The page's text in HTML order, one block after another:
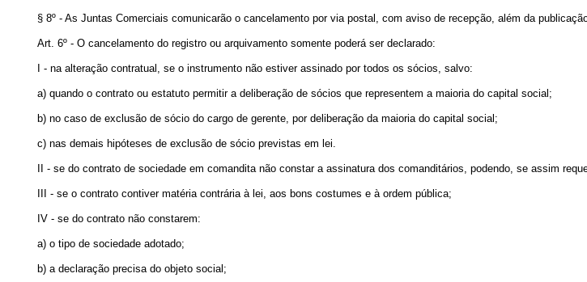
§ 8º - As Juntas Comerciais comunicarão o cancelamento por via postal, com aviso de recepção, além da
Art. 6º - O cancelamento do registro ou arquivamento somente poderá ser declarado:
I - na alteração contratual, se o instrumento não estiver assinado por todos os sócios, salvo:
a) quando o contrato ou estatuto permitir a deliberação de sócios que representem a maioria do capital social;
b) no caso de exclusão de sócio do cargo de gerente, por deliberação da maioria do capital social;
c) nas demais hipóteses de exclusão de sócio previstas em lei.
II - se do contrato de sociedade em comandita não constar a assinatura dos comanditários, podendo, se assim
III - se o contrato contiver matéria contrária à lei, aos bons costumes e à ordem pública;
IV - se do contrato não constarem:
a) o tipo de sociedade adotado;
b) a declaração precisa do objeto social;